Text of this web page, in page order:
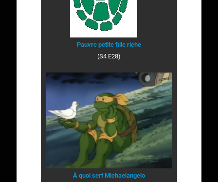
Pauvre petite fille riche
(S4 E28)
À quoi sert Michaelangelo